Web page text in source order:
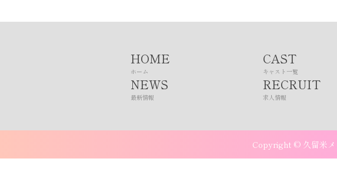
HOME
ホーム
CAST
キャスト一覧
NEWS
最新情報
RECRUIT
求人情報
Copyright © 久留米